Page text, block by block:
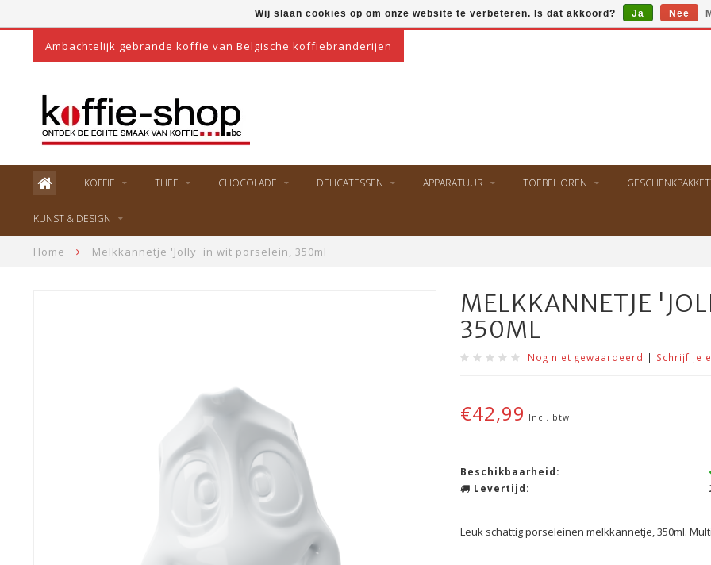
Ambachtelijk gebrande koffie van Belgische koffiebranderijen
KOFFIE THEE CHOCOLADE DELICATESSEN APPARATUUR TOEBEHOREN
KUNST & DESIGN
Home Melkkannetje 'Jolly' in wit porselein, 350ml
MELKKANNETJE
350ML
Nog niet gewaardeerd | Schrijf je
€42,99 Incl. btw
Beschikbaarheid:
Levertijd:
Leuk schattig porseleinen melkkannetje, 350ml.
Wij slaan cookies op om onze website te verbeteren. Is dat akkoord? Ja Nee